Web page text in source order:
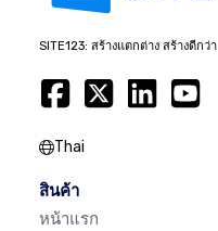
SITE123: สร้างแตกต่าง สร้างดีกว่า
Thai
สินค้า
หน้าแรก